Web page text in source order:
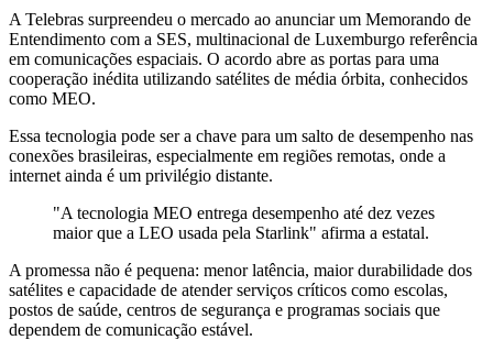
A Telebras surpreendeu o mercado ao anunciar um Memorando de
Entendimento com a SES, multinacional de Luxemburgo referência
em comunicações espaciais. O acordo abre as portas para uma
cooperação inédita utilizando satélites de média órbita, conhecidos
como MEO.
Essa tecnologia pode ser a chave para um salto de desempenho nas
conexões brasileiras, especialmente em regiões remotas, onde a
internet ainda é um privilégio distante.
"A tecnologia MEO entrega desempenho até dez vezes
maior que a LEO usada pela Starlink" afirma a estatal.
A promessa não é pequena: menor latência, maior durabilidade dos
satélites e capacidade de atender serviços críticos como escolas,
postos de saúde, centros de segurança e programas sociais que
dependem de comunicação estável.